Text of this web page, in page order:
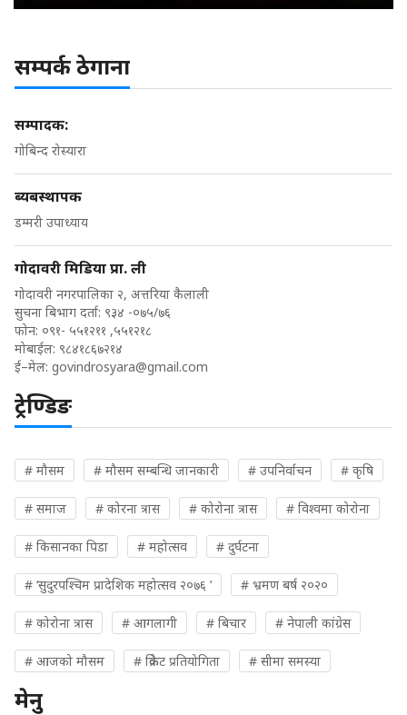
सम्पर्क ठेगाना
सम्पादक:
गोबिन्द रोस्यारा
ब्यबस्थापक
डम्मरी उपाध्याय
गोदावरी मिडिया प्रा. ली
गोदावरी नगरपालिका २, अत्तरिया कैलाली
सुचना बिभाग दर्ता: ९३४ -०७५/७६
फोन: ०९१- ५५१२११ ,५५१२१८
मोबाईल: ९८४१८६७२१४
ई–मेल: govindrosyara@gmail.com
ट्रेण्डिङ
# मौसम # मौसम सम्बन्धि जानकारी # उपनिर्वाचन # कृषि
# समाज # कोरना त्रास # कोरोना त्रास # विश्वमा कोरोना
# किसानका पिडा # महोत्सव # दुर्घटना
# ‘सुदुरपश्चिम प्रादेशिक महोत्सव २०७६ ’ # भ्रमण बर्ष २०२०
# कोरोना त्रास # आगलागी # बिचार # नेपाली कांग्रेस
# आजको मौसम # क्रिकेट प्रतियोगिता # सीमा समस्या
मेनु